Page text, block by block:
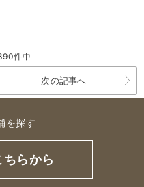
件中
次の記事へ
を探す
ちらから